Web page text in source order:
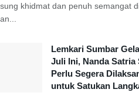
khidmat dan penuh semangat
Lemkari Sumbar
Juli Ini, Nanda Satria
Perlu Segera
untuk Satukan